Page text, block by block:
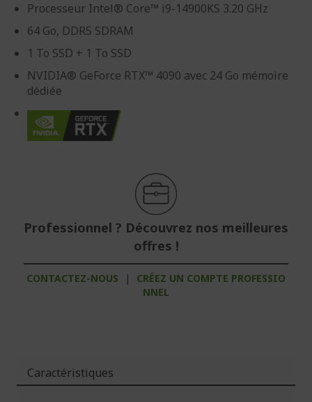
Processeur Intel® Core™ i9-14900KS 3.20 GHz
64 Go, DDR5 SDRAM
1 To SSD + 1 To SSD
NVIDIA® GeForce RTX™ 4090 avec 24 Go mémoire
dédiée
Professionnel ? Découvrez nos meilleures
offres !
CONTACTEZ-NOUS |
CRÉEZ UN COMPTE PROFESSIO
NNEL
Caractéristiques